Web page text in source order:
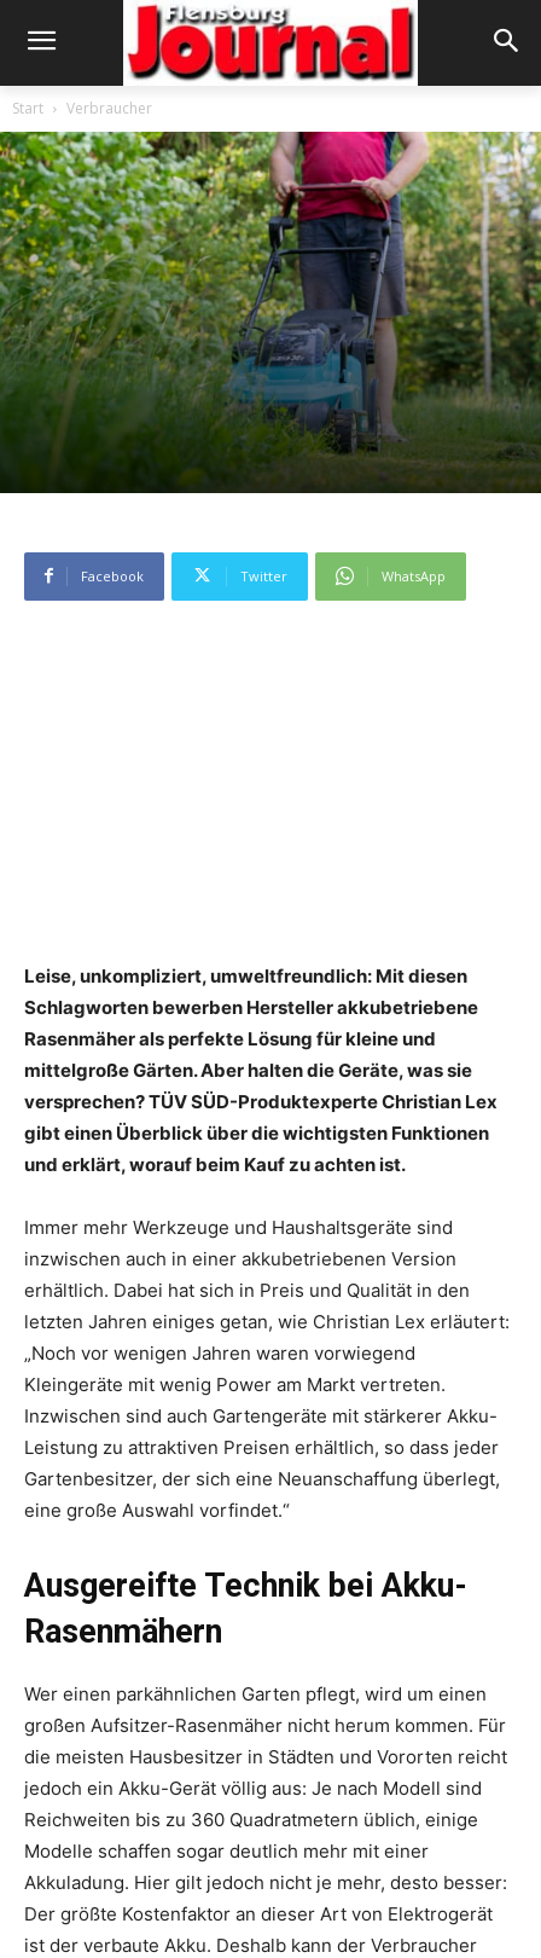
Start Verbraucher
Facebook Twitter WhatsApp
Leise, unkompliziert, umweltfreundlich: Mit diesen
Schlagworten bewerben Hersteller akkubetriebene
Rasenmäher als perfekte Lösung für kleine und
mittelgroße Gärten. Aber halten die Geräte, was sie
versprechen? TÜV SÜD-Produktexperte Christian Lex
gibt einen Überblick über die wichtigsten Funktionen
und erklärt, worauf beim Kauf zu achten ist.
Immer mehr Werkzeuge und Haushaltsgeräte sind
inzwischen auch in einer akkubetriebenen Version
erhältlich. Dabei hat sich in Preis und Qualität in den
letzten Jahren einiges getan, wie Christian Lex erläutert:
„Noch vor wenigen Jahren waren vorwiegend
Kleingeräte mit wenig Power am Markt vertreten.
Inzwischen sind auch Gartengeräte mit stärkerer Akku-
Leistung zu attraktiven Preisen erhältlich, so dass jeder
Gartenbesitzer, der sich eine Neuanschaffung überlegt,
eine große Auswahl vorfindet.“
Ausgereifte Technik bei Akku-
Rasenmähern
Wer einen parkähnlichen Garten pflegt, wird um einen
großen Aufsitzer-Rasenmäher nicht herum kommen. Für
die meisten Hausbesitzer in Städten und Vororten reicht
jedoch ein Akku-Gerät völlig aus: Je nach Modell sind
Reichweiten bis zu 360 Quadratmetern üblich, einige
Modelle schaffen sogar deutlich mehr mit einer
Akkuladung. Hier gilt jedoch nicht je mehr, desto besser:
Der größte Kostenfaktor an dieser Art von Elektrogerät
ist der verbaute Akku. Deshalb kann der Verbraucher